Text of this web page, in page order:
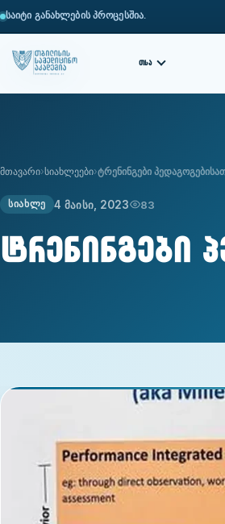
საიტი განახლების პროცესშია.
ᲗᲡᲐ
მთავარი სიახლეები ტრენინგები
ᲡᲘᲐᲮᲚᲔ 4 მაისი, 2023 83
ტრენინგები